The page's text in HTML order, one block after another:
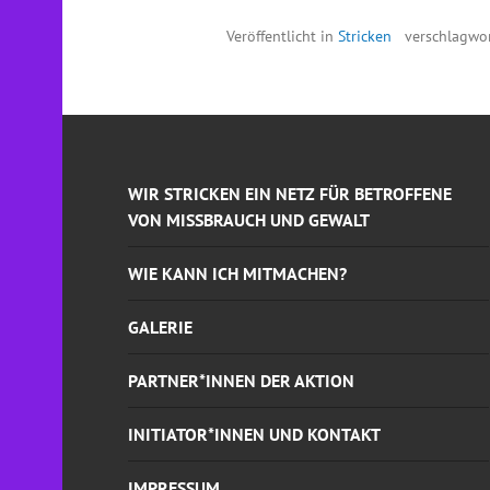
Veröffentlicht in Stricken
WIR STRICKEN EIN NETZ FÜR BETROFFENE
VON MISSBRAUCH UND GEWALT
WIE KANN ICH MITMACHEN?
GALERIE
PARTNER*INNEN DER AKTION
INITIATOR*INNEN UND KONTAKT